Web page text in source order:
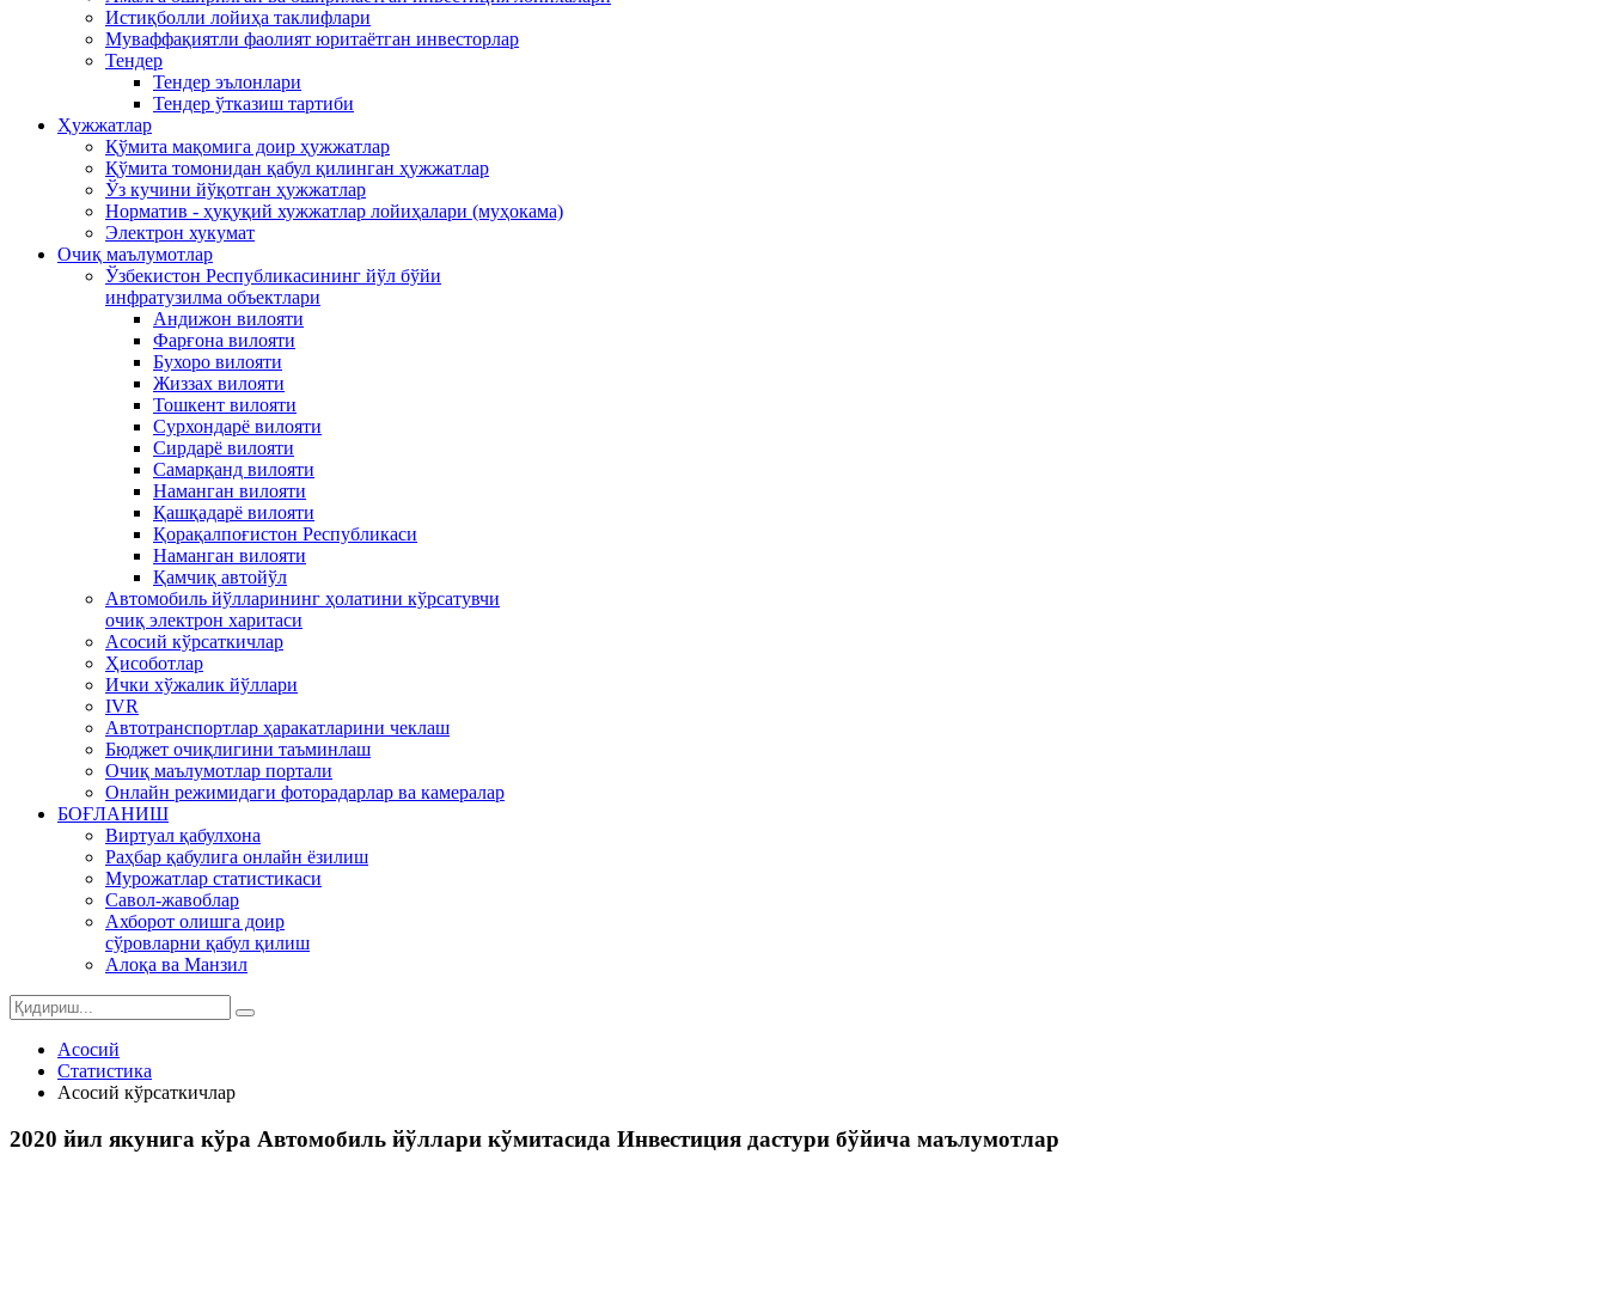
Истиқболли лойиҳа таклифлари
Муваффақиятли фаолият юритаётган инвесторлар
Тендер
Тендер эълонлари
Тендер ўтказиш тартиби
Ҳужжатлар
Қўмита мақомига доир ҳужжатлар
Қўмита томонидан қабул қилинган ҳужжатлар
Ўз кучини йўқотган ҳужжатлар
Норматив - ҳуқуқий хужжатлар лойиҳалари (муҳокама)
Электрон хукумат
Очиқ маълумотлар
Ўзбекистон Республикасининг йўл бўйи
инфратузилма объектлари
Андижон вилояти
Фарғона вилояти
Бухоро вилояти
Жиззах вилояти
Тошкент вилояти
Сурхондарё вилояти
Сирдарё вилояти
Самарқанд вилояти
Наманган вилояти
Қашқадарё вилояти
Қорақалпоғистон Республикаси
Наманган вилояти
Қамчиқ автойўл
Автомобиль йўлларининг ҳолатини кўрсатувчи
очиқ электрон харитаси
Асосий кўрсаткичлар
Ҳисоботлар
Ички хўжалик йўллари
IVR
Автотранспортлар ҳаракатларини чеклаш
Бюджет очиқлигини таъминлаш
Очиқ маълумотлар портали
Онлайн режимидаги фоторадарлар ва камералар
БОҒЛАНИШ
Виртуал қабулхона
Раҳбар қабулига онлайн ёзилиш
Мурожатлар статистикаси
Савол-жавоблар
Ахборот олишга доир
сўровларни қабул қилиш
Алоқа ва Манзил
Асосий
Статистика
Асосий кўрсаткичлар
2020 йил якунига кўра Автомобиль йўллари кўмитасида Инвестиция дастури бўйича маълумотлар